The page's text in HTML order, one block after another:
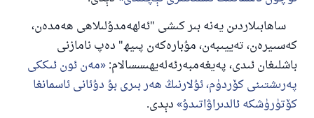
ساھابىلاردىن يەنە بىر كىشى "ئەلھەمدۇلىلاھى ھەمدەن،
كەسىيرەن، تەييىبەن، مۇبارەكەن پىيھ" دەپ نامازنى
باشلىغان ئىدى، پەيغەمبەرئەلەيھىسسالام: مەن ئون ئىككى
پەرىشتىنى كۆردۈم، ئۇلارنىڭ ھەر بىرى بۇ دۇئانى ئاسمانغا
كۆتۈرۈشكە ئالدىراۋاتىدۇ دېدى.